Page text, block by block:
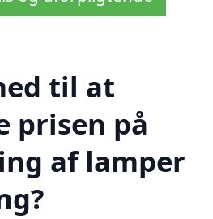
til at
prisen på
af lamper